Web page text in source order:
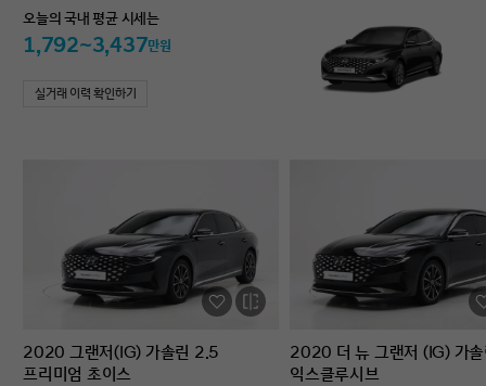
오늘의 국내 평균 시세는
1,792~3,437만원
실거래 이력 확인하기
2020 그랜저(IG) 가솔린 2.5
프리미엄 초이스
2020 더 뉴 그랜저 (IG) 가
익스클루시브